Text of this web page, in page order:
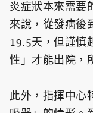
炎症狀本來需要
來說，從發病後
19.5天，但謹慎
性」才能出院，
此外，指揮中心